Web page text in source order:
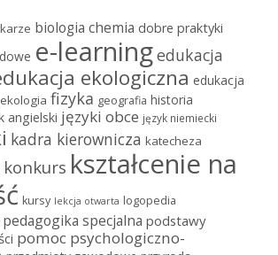
biologia chemia dobre praktyki
e-learningedukacja
ekologiczna edukacja
ekologia fizyka geografia historia
angielski języki obce język niemiecki
kadra kierownicza katecheza
konkurs kształcenie na
kursy lekcja otwarta logopedia
pedagogika specjalna podstawy
pomoc psychologiczno-